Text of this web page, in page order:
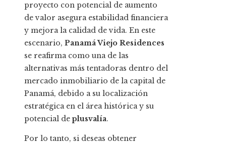
proyecto con potencial de aumento
de valor asegura estabilidad financiera
y mejora la calidad de vida. En este
escenario, Panamá Viejo Residences
se reafirma como una de las
alternativas más tentadoras dentro del
mercado inmobiliario de la capital de
Panamá, debido a su localización
estratégica en el área histórica y su
potencial deplusvalía.
Por lo tanto, si deseas obtener